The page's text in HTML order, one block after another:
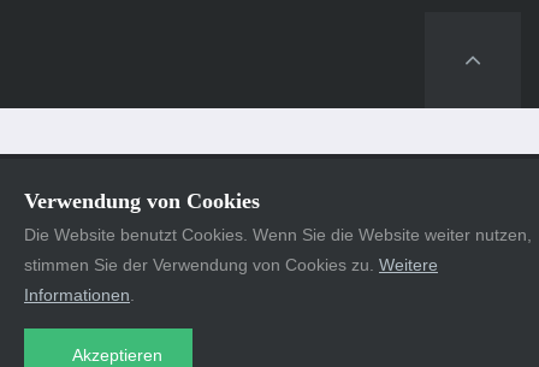
Verwendung von Cookies
Die Website benutzt Cookies. Wenn Sie die Website weiter nutzen,
stimmen Sie der Verwendung von Cookies zu. Weitere
Informationen
Akzeptieren